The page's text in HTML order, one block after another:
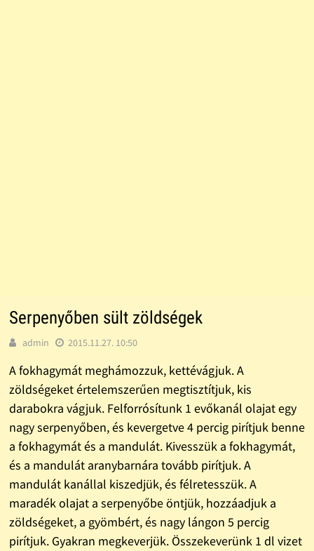
Serpenyőben sült zöldségek
admin 2015.11.27. 10:50
A fokhagymát meghámozzuk, kettévágjuk. A
zöldségeket értelemszerűen megtisztítjuk, kis
darabokra vágjuk. Felforrósítunk 1 evőkanál olajat egy
nagy serpenyőben, és kevergetve 4 percig pirítjuk benne
a fokhagymát és a mandulát. Kivesszük a fokhagymát,
és a mandulát aranybarnára tovább pirítjuk. A
mandulát kanállal kiszedjük, és félretesszük. A
maradék olajat a serpenyőbe öntjük, hozzáadjuk a
zöldségeket, a gyömbért, és nagy lángon 5 percig
pirítjuk. Gyakran megkeverjük. Összekeverünk 1 dl vizet